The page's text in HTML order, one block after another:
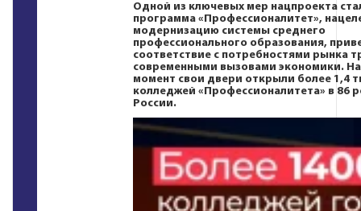
Одной из ключевых мер нацпроекта
программа «Профессионалитет»,
модернизацию системы среднего
профессионального образования,
соответствие с потребностями рынка
современными вызовами экономики.
момент свои двери открыли более 1,4
колледжей «Профессионалитета» в 86
России.